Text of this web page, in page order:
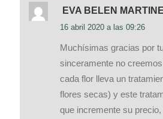
EVA BELEN
16 abril 2020 a las 09:26
Muchísimas gracias por
sinceramente no
cada flor lleva un
flores secas) y este
que incremente su